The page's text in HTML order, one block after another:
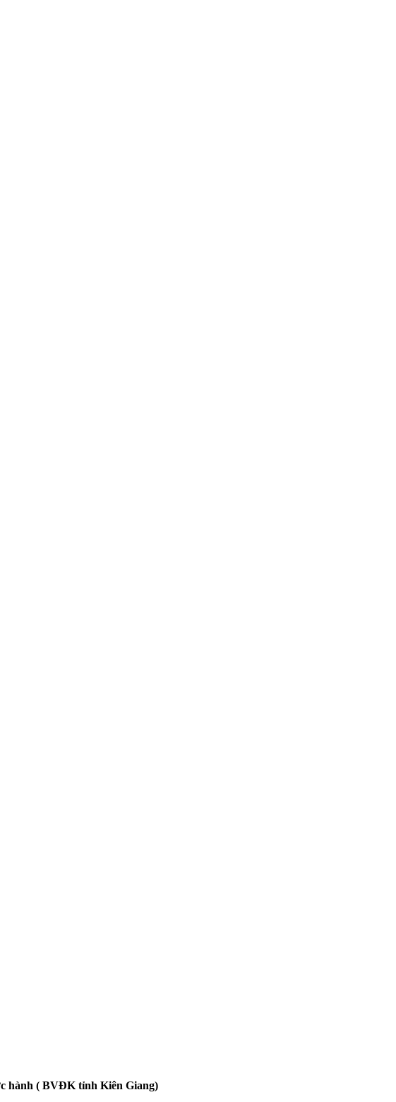
hành ( BVĐK tỉnh Kiên Giang)